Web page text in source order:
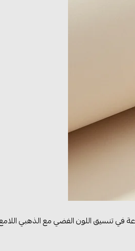
تنسيق اللون الفضي مع الذهبي